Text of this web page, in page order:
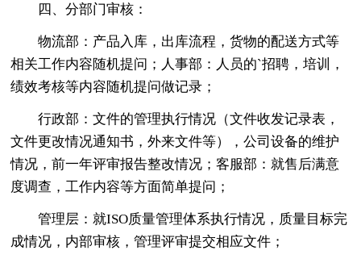
四、分部门审核：
物流部：产品入库，出库流程，货物的配送方式等
相关工作内容随机提问；人事部：人员的`招聘，培训，
绩效考核等内容随机提问做记录；
行政部：文件的管理执行情况（文件收发记录表，
文件更改情况通知书，外来文件等），公司设备的维护
情况，前一年评审报告整改情况；客服部：就售后满意
度调查，工作内容等方面简单提问；
管理层：就ISO质量管理体系执行情况，质量目标完
成情况，内部审核，管理评审提交相应文件；